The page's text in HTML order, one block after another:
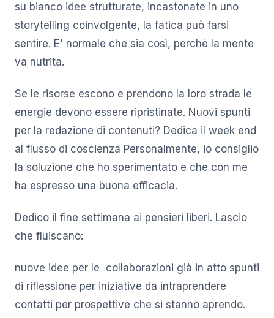
su bianco idee strutturate, incastonate in uno
storytelling coinvolgente, la fatica può farsi
sentire. E' normale che sia così, perché la mente
va nutrita.
Se le risorse escono e prendono la loro strada le
energie devono essere ripristinate. Nuovi spunti
per la redazione di contenuti? Dedica il week end
al flusso di coscienza Personalmente, io consiglio
la soluzione che ho sperimentato e che con me
ha espresso una buona efficacia.
Dedico il fine settimana ai pensieri liberi. Lascio
che fluiscano:
nuove idee per le collaborazioni già in atto spunti
di riflessione per iniziative da intraprendere
contatti per prospettive che si stanno aprendo.